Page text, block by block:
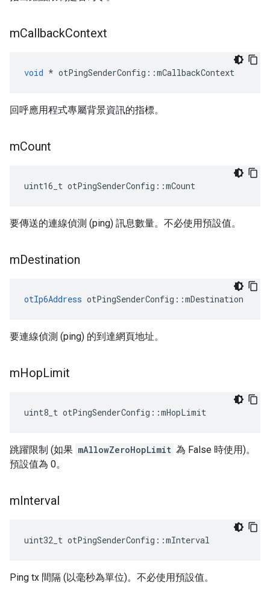
mCallbackContext
void * otPingSenderConfig ::mCallbackContext
回呼應用程式專屬背景資訊的指標。
mCount
uint16_t otPingSenderConfig ::mCount
要傳送的連線偵測 (ping) 訊息數量。不必使用預設值。
mDestination
otIp6Address otPingSenderConfig ::mDestination
要連線偵測 (ping) 的到達網頁地址。
mHopLimit
uint8_t otPingSenderConfig ::mHopLimit
跳躍限制 (如果 mAllowZeroHopLimit 為 False 時使用)。
預設值為 0。
mInterval
uint32_t otPingSenderConfig ::mInterval
Ping tx 間隔 (以毫秒為單位)。不必使用預設值。